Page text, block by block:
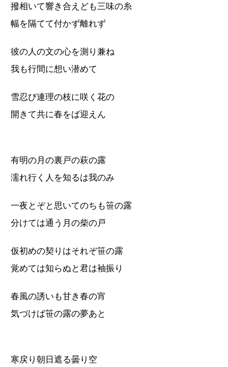
撥相いて響き合えども三味の糸
幅を隔てて付かず離れず
彼の人の文の心を測り兼ね
我も行間に想い潜めて
雪忍び連理の枝に咲く花の
開きて共に春をば迎えん
有明の月の裏戸の萩の露
濡れ行く人を知るは我のみ
一夜とぞと思いてのちも笹の露
分けては通う月の柴の戸
仮初めの契りはそれぞ笹の露
覚めては知らぬと君は袖振り
春風の誘いも甘き春の宵
気づけば笹の露の夢あと
寒戻り朝日遮る曇り空